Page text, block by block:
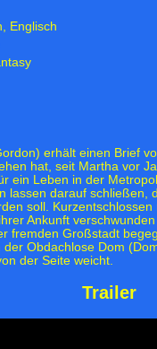
Englisch
erhält einen Brief
hat, seit Martha vor
ein Leben in der
lassen darauf schließen,
soll.
Ankunft
fremden Großstadt
Obdachlose Dom
der Seite weicht.
Trailer